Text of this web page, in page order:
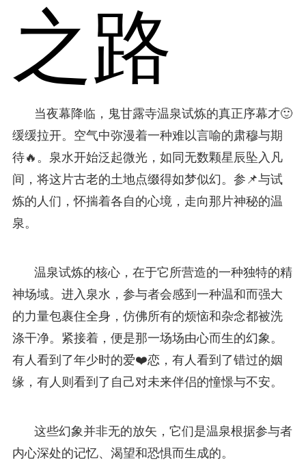
之路
当夜幕降临，鬼甘露寺温泉试炼的真正序幕才🙂
缓缓拉开。空气中弥漫着一种难以言喻的肃穆与期
待🔥。泉水开始泛起微光，如同无数颗星辰坠入凡
间，将这片古老的土地点缀得如梦似幻。参📌与试
炼的人们，怀揣着各自的心境，走向那片神秘的温
泉。
温泉试炼的核心，在于它所营造的一种独特的精
神场域。进入泉水，参与者会感到一种温和而强大
的力量包裹住全身，仿佛所有的烦恼和杂念都被洗
涤干净。紧接着，便是那一场场由心而生的幻象。
有人看到了年少时的爱❤️恋，有人看到了错过的姻
缘，有人则看到了自己对未来伴侣的憧憬与不安。
这些幻象并非无的放矢，它们是温泉根据参与者
内心深处的记忆、渴望和恐惧而生成的。